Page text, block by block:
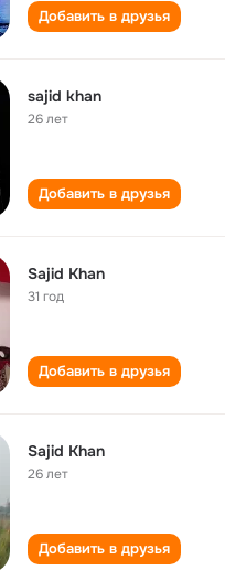
Добавить в друзья
sajid khan
26 лет
Добавить в друзья
Sajid Khan
31 год
Добавить в друзья
Sajid Khan
26 лет
Добавить в друзья